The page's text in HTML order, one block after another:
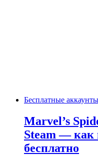
Бесплатные
Marvel’s
Steam — как
бесплатно